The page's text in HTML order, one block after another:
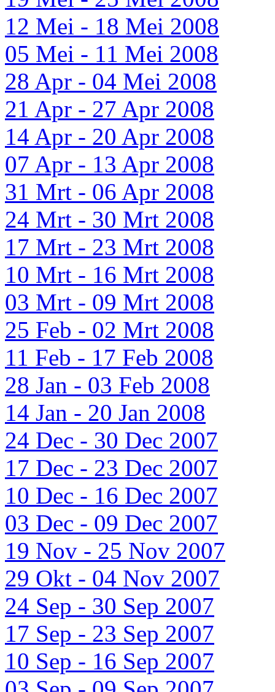
12 Mei - 18 Mei 2008
05 Mei - 11 Mei 2008
28 Apr - 04 Mei 2008
21 Apr - 27 Apr 2008
14 Apr - 20 Apr 2008
07 Apr - 13 Apr 2008
31 Mrt - 06 Apr 2008
24 Mrt - 30 Mrt 2008
17 Mrt - 23 Mrt 2008
10 Mrt - 16 Mrt 2008
03 Mrt - 09 Mrt 2008
25 Feb - 02 Mrt 2008
11 Feb - 17 Feb 2008
28 Jan - 03 Feb 2008
14 Jan - 20 Jan 2008
24 Dec - 30 Dec 2007
17 Dec - 23 Dec 2007
10 Dec - 16 Dec 2007
03 Dec - 09 Dec 2007
19 Nov - 25 Nov 2007
29 Okt - 04 Nov 2007
24 Sep - 30 Sep 2007
17 Sep - 23 Sep 2007
10 Sep - 16 Sep 2007